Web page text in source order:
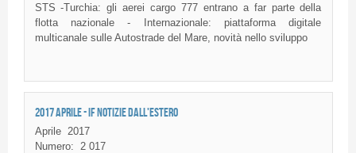
STS -Turchia: gli aerei cargo 777 entrano a far parte della
flotta nazionale - Internazionale: piattaforma digitale
multicanale sulle Autostrade del Mare, novità nello sviluppo
2017 APRILE - IF NOTIZIE DALL'ESTERO
Aprile
2017
Numero:
2 017